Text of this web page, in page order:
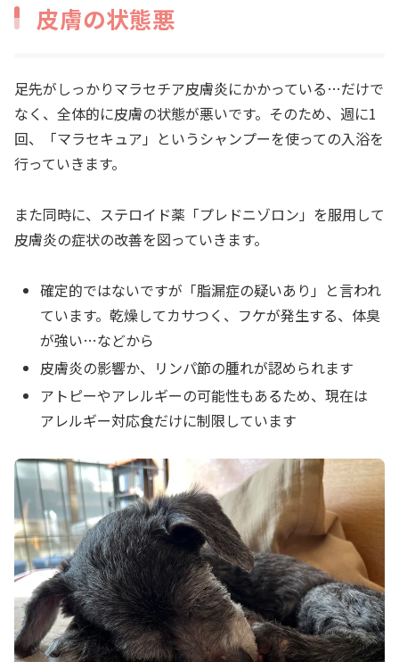
皮膚の状態悪
足先がしっかりマラセチア皮膚炎にかかっている…だけで
なく、全体的に皮膚の状態が悪いです。そのため、週に1
回、「マラセキュア」というシャンプーを使っての入浴を
行っていきます。
また同時に、ステロイド薬「プレドニゾロン」を服用して
皮膚炎の症状の改善を図っていきます。
確定的ではないですが「脂漏症の疑いあり」と言われ
ています。乾燥してカサつく、フケが発生する、体臭
が強い…などから
皮膚炎の影響か、リンパ節の腫れが認められます
アトピーやアレルギーの可能性もあるため、現在は
アレルギー対応食だけに制限しています